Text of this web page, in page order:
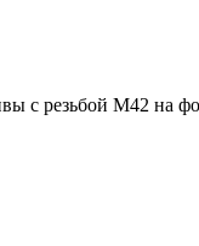
с резьбой M42 на